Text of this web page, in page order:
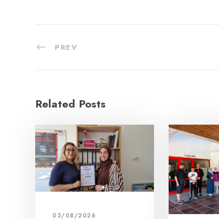
PREV
Related Posts
03/08/2026